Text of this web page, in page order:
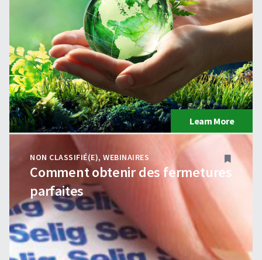
Learn More
NON CLASSIFIÉ(E), WEBINAIRES
Comment obtenir des fermetures
parfaites